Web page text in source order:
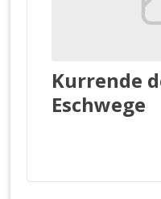
Kurrende
Eschwege